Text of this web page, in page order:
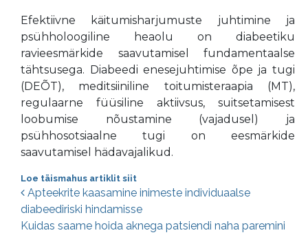
Efektiivne käitumisharjumuste juhtimine ja
psühholoogiline heaolu on diabeetiku
ravieesmärkide saavutamisel fundamentaalse
tähtsusega. Diabeedi enesejuhtimise õpe ja tugi
(DEÕT), meditsiiniline toitumisteraapia (MT),
regulaarne füüsiline aktiivsus, suitsetamisest
loobumise nõustamine (vajadusel) ja
psühhosotsiaalne tugi on eesmärkide
saavutamisel hädavajalikud.
Loe täismahus artiklit siit
Postituste navigatsioon
Apteekrite kaasamine inimeste individuaalse
diabeediriski hindamisse
Kuidas saame hoida aknega patsiendi naha paremini